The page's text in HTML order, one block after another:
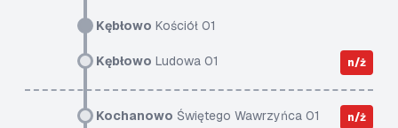
Kębłowo Kościół 01
Kębłowo Ludowa 01 n/ż
Kochanowo Świętego Wawrzyńca 01 n/ż